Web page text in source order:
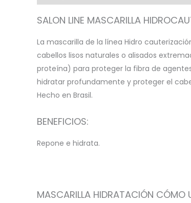
SALON LINE MASCARILLA
La mascarilla de la línea Hidro
cabellos lisos naturales o alisados
proteína) para proteger la fibra de
hidratar profundamente y proteger el
Hecho en Brasil.
BENEFICIOS:
Repone e hidrata.
MASCARILLA HIDRATACIÓN CÓMO